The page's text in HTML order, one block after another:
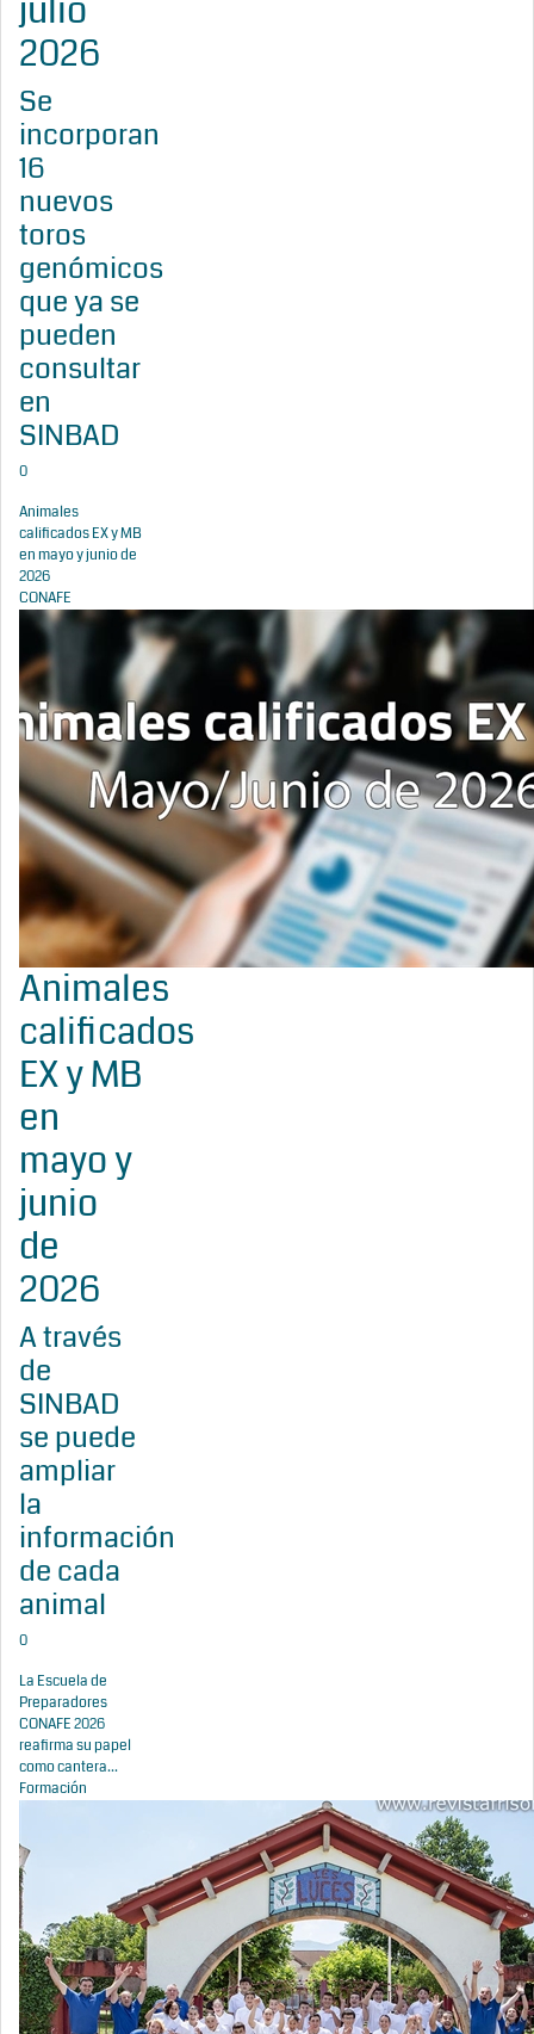
julio
2026
Se
incorporan
16
nuevos
toros
genómicos
que ya se
pueden
consultar
en
SINBAD
0
Animales
calificados EX y MB
en mayo y junio de
2026
CONAFE
Animales
calificados
EX y MB
en
mayo y
junio
de
2026
A través
de
SINBAD
se puede
ampliar
la
información
de cada
animal
0
La Escuela de
Preparadores
CONAFE 2026
reafirma su papel
como cantera...
Formación